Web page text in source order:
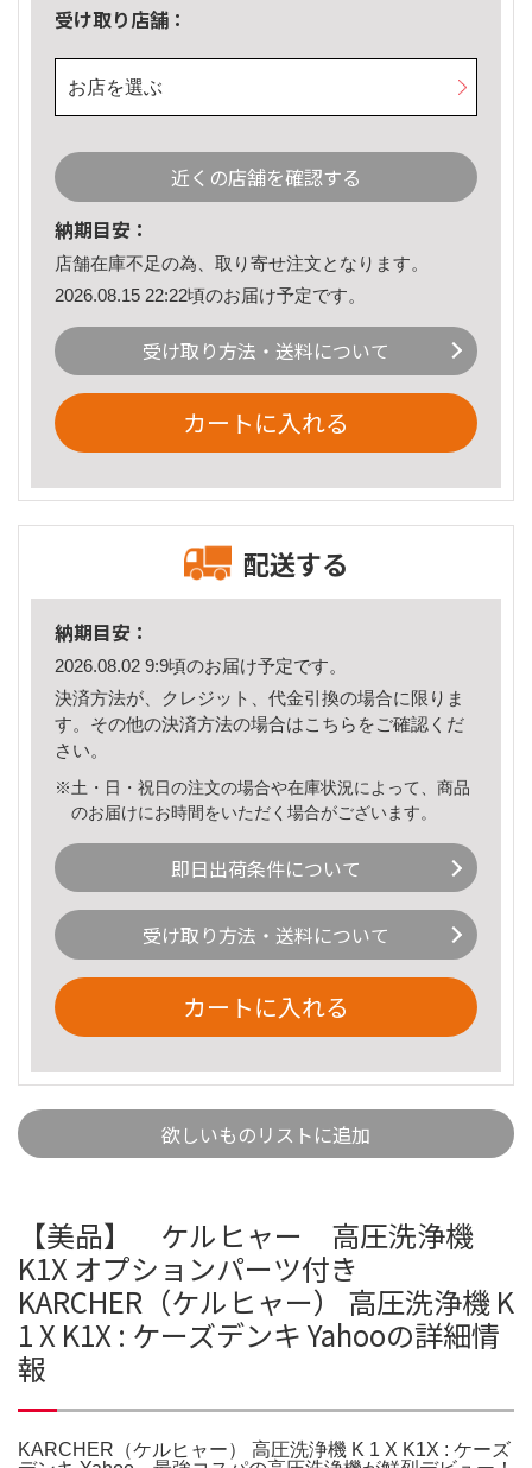
受け取り店舗：
お店を選ぶ
近くの店舗を確認する
納期目安：
店舗在庫不足の為、取り寄せ注文となります。
2026.08.15 22:22頃のお届け予定です。
受け取り方法・送料について
カートに入れる
配送する
納期目安：
2026.08.02 9:9頃のお届け予定です。
決済方法が、クレジット、代金引換の場合に限りま
す。その他の決済方法の場合はこちら をご確認くだ
さい。
※土・日・祝日の注文の場合や在庫状況によって、商品
のお届けにお時間をいただく場合がございます。
即日出荷条件について
受け取り方法・送料について
カートに入れる
欲しいものリストに追加
【美品】 ケルヒャー 高圧洗浄機
K1X オプションパーツ付き
KARCHER（ケルヒャー） 高圧洗浄機 K
1 X K1X : ケーズデンキ Yahooの詳細情
報
KARCHER（ケルヒャー） 高圧洗浄機 K 1 X K1X : ケーズ